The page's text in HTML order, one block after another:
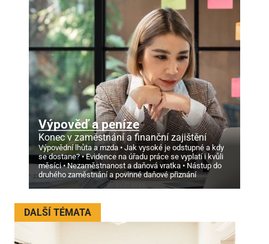
Výpověď a peníze
Konec v zaměstnání a finanční zajištění
Výpovědní lhůta a mzda
Jak vysoké je odstupné a kdy
se dostane?
Evidence na úřadu práce se vyplatí i kvůli
měsíci
Nezaměstnanost a daňová vratka
Nástup do
druhého zaměstnání a povinné daňové přiznání
DALŠÍ TÉMATA